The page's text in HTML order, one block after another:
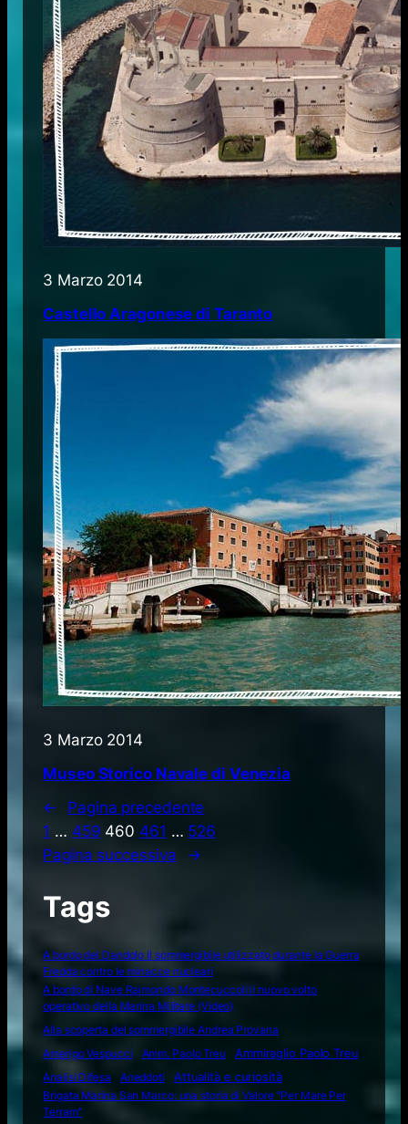
3 Marzo 2014
Castello Aragonese di Taranto
3 Marzo 2014
Museo Storico Navale di Venezia
←
Pagina precedente
1 … 459 460 461 … 526
Pagina successiva
→
Tags
A bordo del Dandolo il sommergibile utilizzato durante la Guerra
Fredda contro le minacce nucleari
A bordo di Nave Raimondo Montecuccoli il nuovo volto
operativo della Marina Militare (Video)
Alla scoperta del sommergibile Andrea Provana
Amerigo Vespucci
Amm. Paolo Treu
Ammiraglio Paolo Treu
Analisi Difesa
Aneddoti Attualità e curiosità
Brigata Marina San Marco: una storia di Valore "Per Mare Per
Terram"